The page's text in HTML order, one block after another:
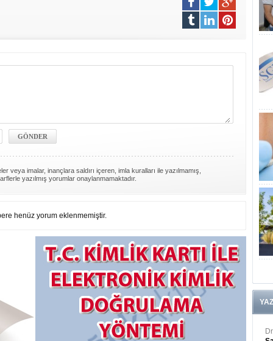
veya imalar, inançlara saldırı içeren, imla kuralları ile yazılmamış,
yazılmış yorumlar onaylanmamaktadır.
henüz yorum eklenmemiştir.